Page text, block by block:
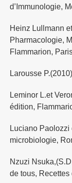
d’Immunologie,
Heinz Lullmann
Pharmacologie,
Flammarion,
Larousse
Leminor L.et
édition,
Luciano Paolozzi
microbiologie,
Nzuzi
de tous,